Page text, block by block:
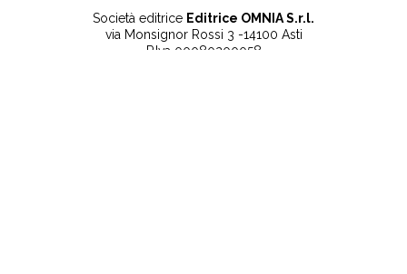
Società editrice Editrice OMNIA S.r.l.
via Monsignor Rossi 3 -14100 Asti
P.Iva 00080200058